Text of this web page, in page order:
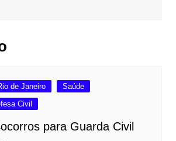
de Janeiro
Saúde
Civil
para Guarda Civil